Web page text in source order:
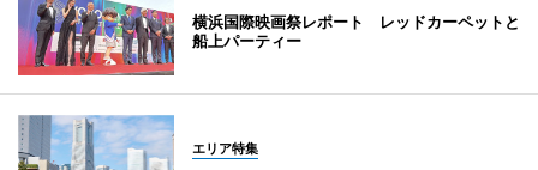
横浜国際映画祭レポート レッドカーペットと
船上パーティー
エリア特集